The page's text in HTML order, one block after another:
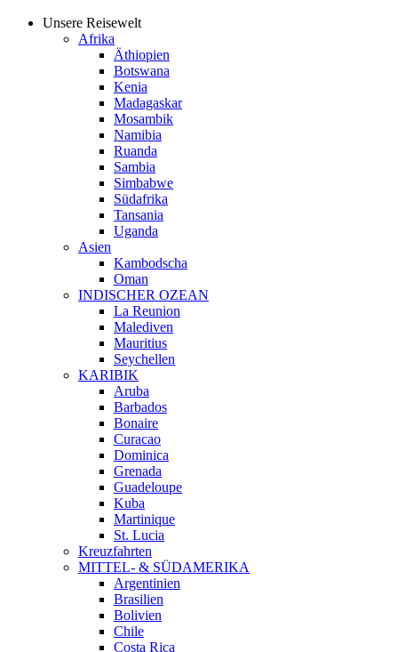
Unsere Reisewelt
Afrika
Äthiopien
Botswana
Kenia
Madagaskar
Mosambik
Namibia
Ruanda
Sambia
Simbabwe
Südafrika
Tansania
Uganda
Asien
Kambodscha
Oman
INDISCHER OZEAN
La Reunion
Malediven
Mauritius
Seychellen
KARIBIK
Aruba
Barbados
Bonaire
Curacao
Dominica
Grenada
Guadeloupe
Kuba
Martinique
St. Lucia
Kreuzfahrten
MITTEL- & SÜDAMERIKA
Argentinien
Brasilien
Bolivien
Chile
Costa Rica